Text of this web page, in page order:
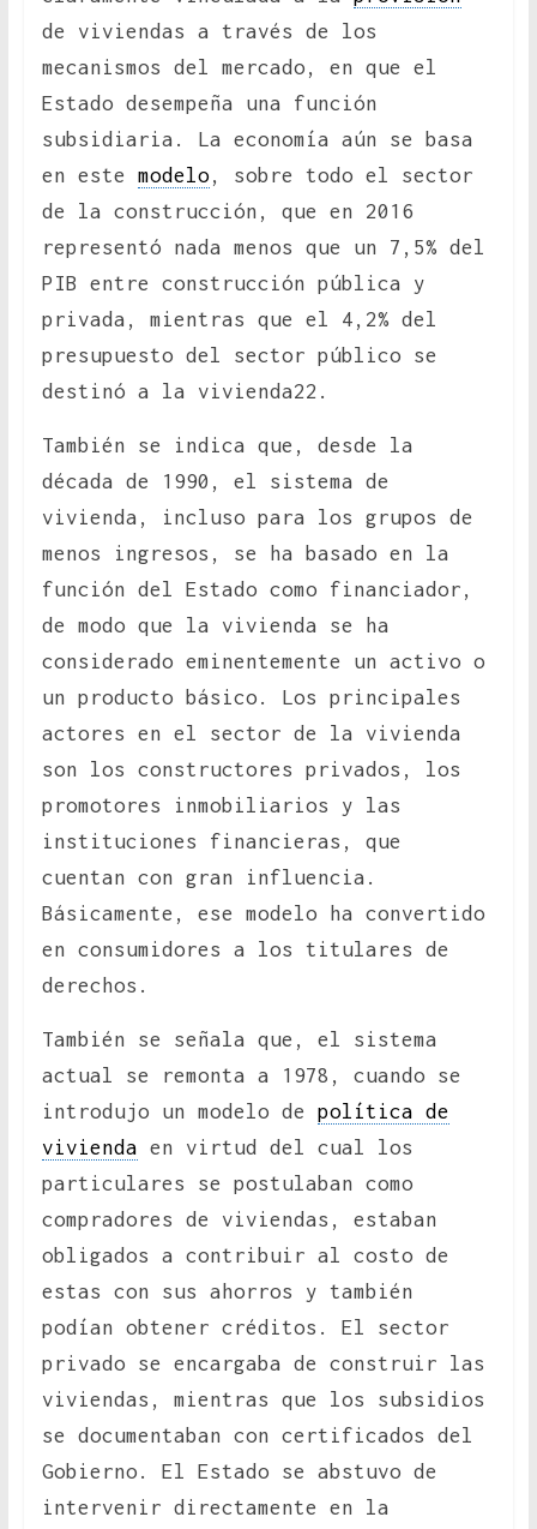
de viviendas a través de los
mecanismos del mercado, en que el
Estado desempeña una función
subsidiaria. La economía aún se basa
en este modelo, sobre todo el sector
de la construcción, que en 2016
representó nada menos que un 7,5% del
PIB entre construcción pública y
privada, mientras que el 4,2% del
presupuesto del sector público se
destinó a la vivienda22.
También se indica que, desde la
década de 1990, el sistema de
vivienda, incluso para los grupos de
menos ingresos, se ha basado en la
función del Estado como financiador,
de modo que la vivienda se ha
considerado eminentemente un activo o
un producto básico. Los principales
actores en el sector de la vivienda
son los constructores privados, los
promotores inmobiliarios y las
instituciones financieras, que
cuentan con gran influencia.
Básicamente, ese modelo ha convertido
en consumidores a los titulares de
derechos.
También se señala que, el sistema
actual se remonta a 1978, cuando se
introdujo un modelo de política de
vivienda en virtud del cual los
particulares se postulaban como
compradores de viviendas, estaban
obligados a contribuir al costo de
estas con sus ahorros y también
podían obtener créditos. El sector
privado se encargaba de construir las
viviendas, mientras que los subsidios
se documentaban con certificados del
Gobierno. El Estado se abstuvo de
intervenir directamente en la